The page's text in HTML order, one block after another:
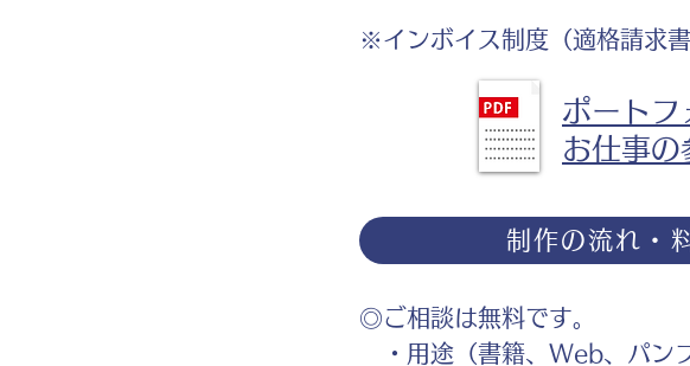
※インボイス制度（適格請求
ポートフ
お仕事の
制作の流れ・
◎ご相談は無料です。
・用途（書籍、Web、パン